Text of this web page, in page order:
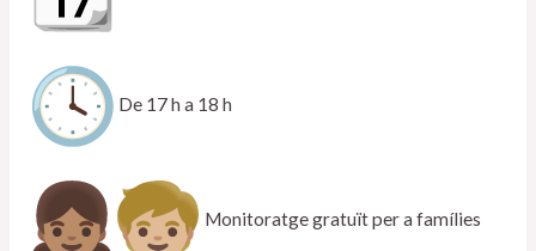
De 17 h a 18 h
Monitoratge gratuït per a famílies